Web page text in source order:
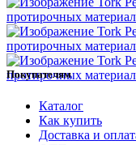
Покупателям
Каталог
Как купить
Доставка и